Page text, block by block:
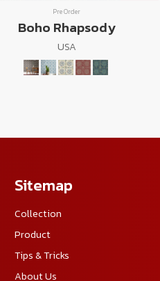
Pre Order
Boho Rhapsody
USA
Sitemap
Collection
Product
Tips & Tricks
About Us